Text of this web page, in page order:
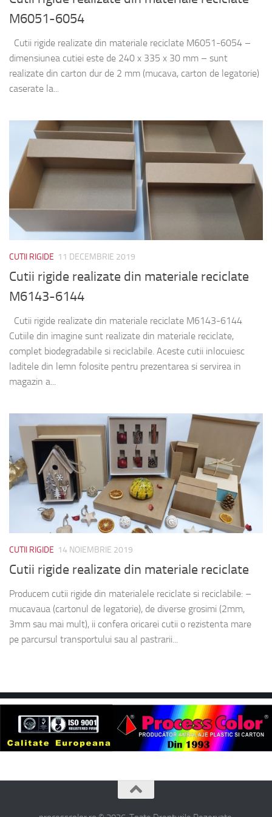
M6051-6054
Cutii rigide realizate din materiale reciclate M6051-6054 –
dimensiunea cutiei este de 240 x 335 x 30 mm – sunt
realizate din carton dur de 2 mm (mucava, carton de legatorie)
caserate la...
CUTII RIGIDE 11 DECEMBRIE 2019
Cutii rigide realizate din materiale reciclate
M6143-6144
Cutii rigide realizate din materiale reciclate M6143-6144
Cutiile din imagine sunt realizate din materiale reciclate,
complet biodegradabile si reciclabile. Aceste cutii inlocuiesc
laditele din lemn folosite pentru prezentarea si servirea in
magazin a...
CUTII RIGIDE 14 NOIEMBRIE 2019
Cutii rigide realizate din materiale reciclate
Producem cutii rigide din materialele reciclate si reciclabile: –
mucavaua (cartonul de legatorie), de diverse grosimi (2mm,
3mm sau mai mult), ii confera oricarei cutii o rezistenta mare
pe parcursul transportului sau al pastrarii...